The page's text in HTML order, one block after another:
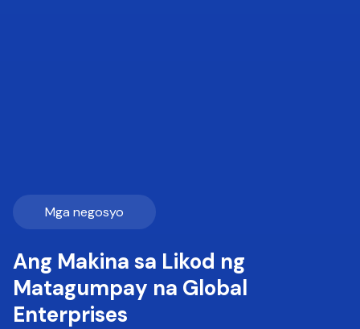
Mga negosyo
Ang Makina sa Likod ng
Matagumpay na Global
Enterprises